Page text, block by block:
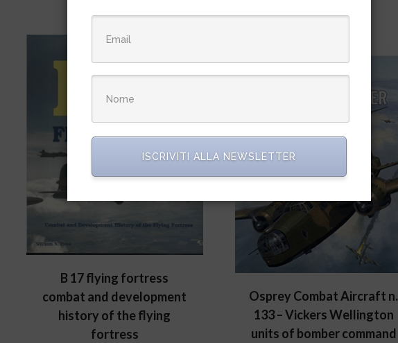
B 17 flying fortress
combat and development
history of the flying
fortress
Osprey Combat Aircraft n.
133 – Vickers Wellington
units of bomber command
ISCRIVITI ALLA NEWSLETTER